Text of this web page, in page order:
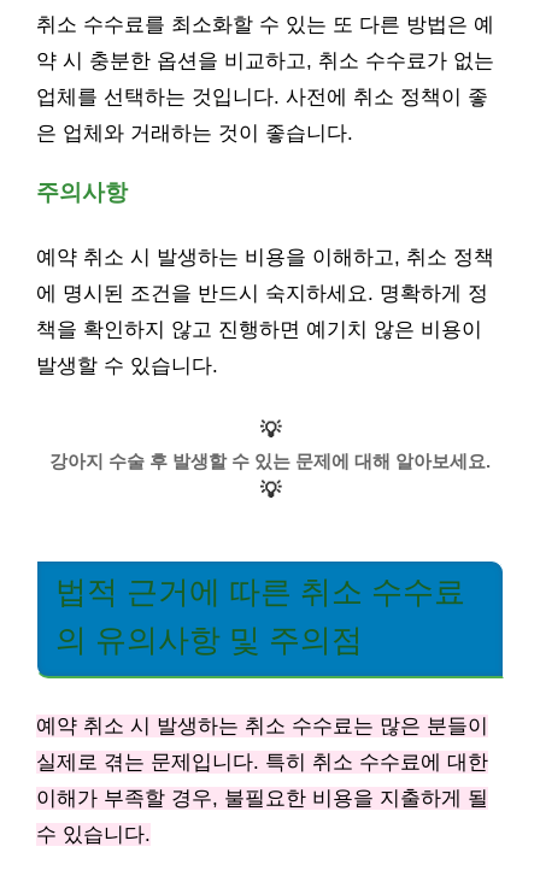
취소 수수료를 최소화할 수 있는 또 다른 방법은 예
약 시 충분한 옵션을 비교하고, 취소 수수료가 없는
업체를 선택하는 것입니다. 사전에 취소 정책이 좋
은 업체와 거래하는 것이 좋습니다.
주의사항
예약 취소 시 발생하는 비용을 이해하고, 취소 정책
에 명시된 조건을 반드시 숙지하세요. 명확하게 정
책을 확인하지 않고 진행하면 예기치 않은 비용이
발생할 수 있습니다.
💡
강아지 수술 후 발생할 수 있는 문제에 대해 알아보세요.
💡
법적 근거에 따른 취소 수수료
의 유의사항 및 주의점
예약 취소 시 발생하는 취소 수수료는 많은 분들이
실제로 겪는 문제입니다. 특히 취소 수수료에 대한
이해가 부족할 경우, 불필요한 비용을 지출하게 될
수 있습니다.